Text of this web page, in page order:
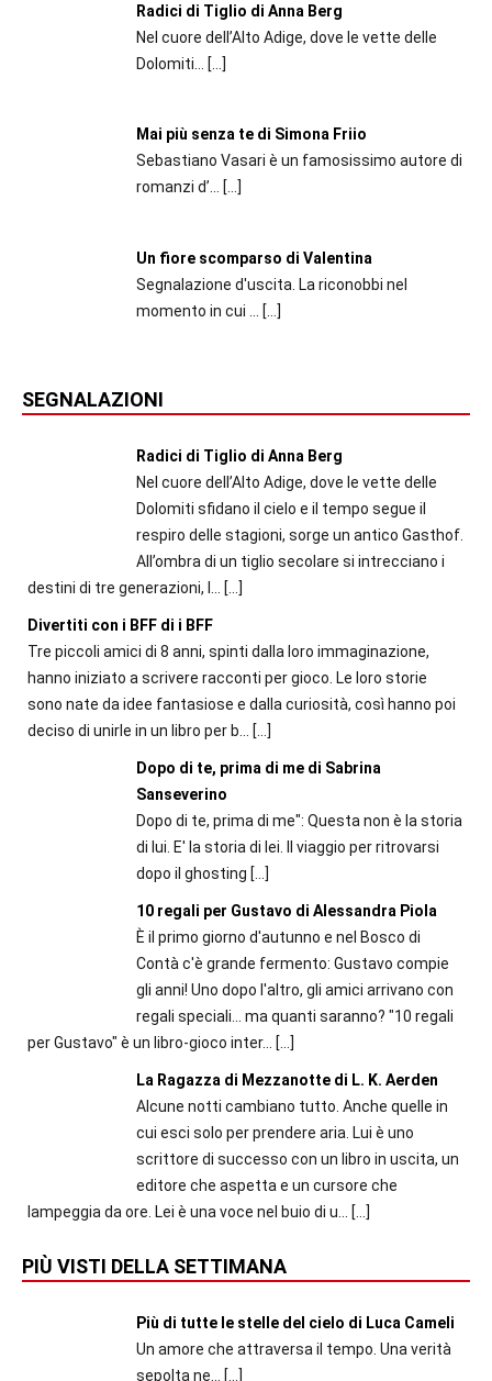
Radici di Tiglio di Anna Berg
Nel cuore dell’Alto Adige, dove le vette delle
Dolomiti...
[…]
Mai più senza te di Simona Friio
Sebastiano Vasari è un famosissimo autore di
romanzi d’... […]
Un fiore scomparso di Valentina
Segnalazione d'uscita. La riconobbi nel
momento in cui ...
[…]
SEGNALAZIONI
Radici di Tiglio di Anna Berg
Nel cuore dell’Alto Adige, dove le vette delle
Dolomiti sfidano il cielo e il tempo segue il
respiro delle stagioni, sorge un antico Gasthof.
All’ombra di un tiglio secolare si intrecciano i
destini di tre generazioni, l...
[…]
Divertiti con i BFF di i BFF
Tre piccoli amici di 8 anni, spinti dalla loro immaginazione,
hanno iniziato a scrivere racconti per gioco. Le loro storie
sono nate da idee fantasiose e dalla curiosità, così hanno poi
deciso di unirle in un libro per b...
[…]
Dopo di te, prima di me di Sabrina
Sanseverino
Dopo di te, prima di me": Questa non è la storia
di lui. E' la storia di lei. Il viaggio per ritrovarsi
dopo il ghosting […]
10 regali per Gustavo di Alessandra Piola
È il primo giorno d'autunno e nel Bosco di
Contà c'è grande fermento: Gustavo compie
gli anni! Uno dopo l'altro, gli amici arrivano con
regali speciali... ma quanti saranno? "10 regali
per Gustavo" è un libro-gioco inter...
[…]
La Ragazza di Mezzanotte di L. K. Aerden
Alcune notti cambiano tutto. Anche quelle in
cui esci solo per prendere aria. Lui è uno
scrittore di successo con un libro in uscita, un
editore che aspetta e un cursore che
lampeggia da ore. Lei è una voce nel buio di u...
[…]
PIÙ VISTI DELLA SETTIMANA
Più di tutte le stelle del cielo di Luca Cameli
Un amore che attraversa il tempo. Una verità
sepolta ne...
[…]